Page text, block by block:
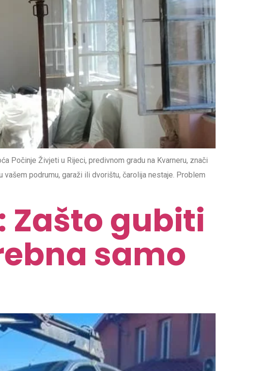
Počinje Živjeti u Rijeci, predivnom gradu na Kvarneru, znači
podrumu, garaži ili dvorištu, čarolija nestaje. Problem
Zašto gubiti
samo